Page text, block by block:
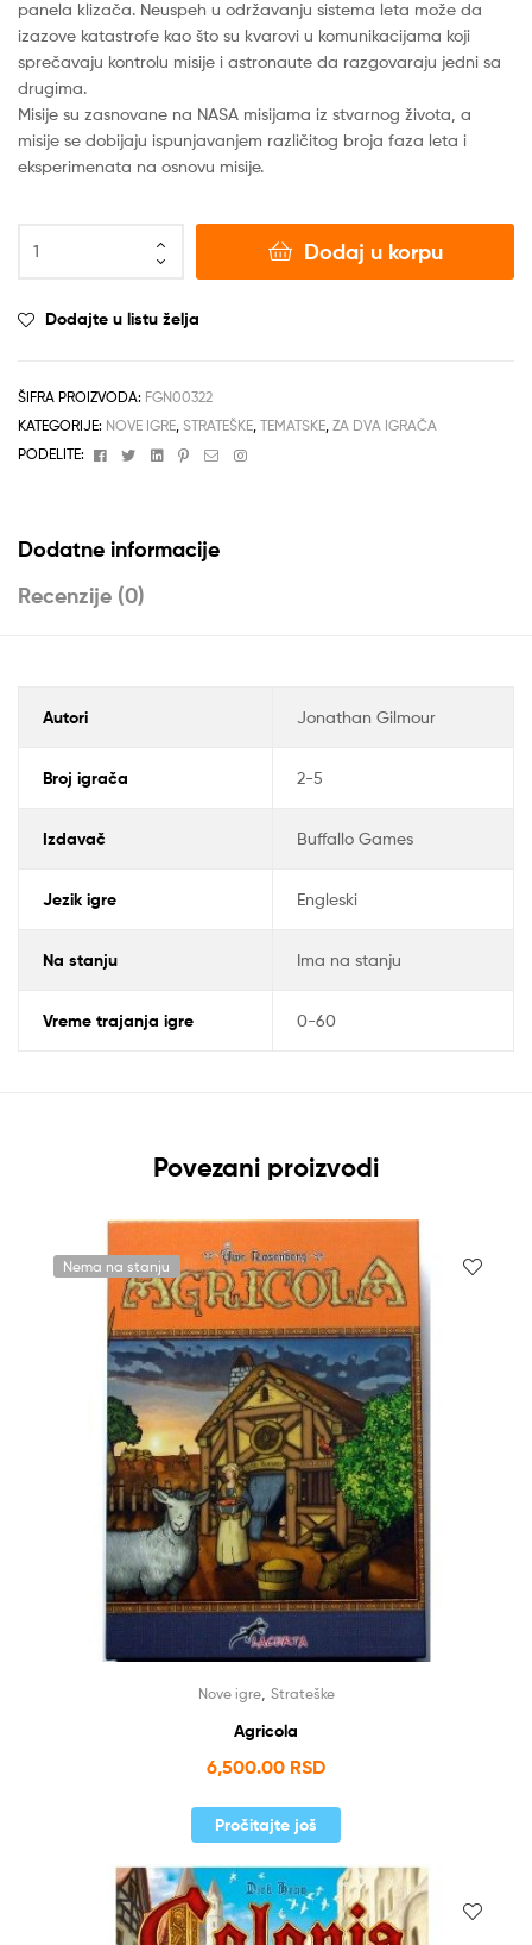
panela klizača. Neuspeh u održavanju sistema leta može da
izazove katastrofe kao što su kvarovi u komunikacijama koji
sprečavaju kontrolu misije i astronaute da razgovaraju jedni sa
drugima.
Misije su zasnovane na NASA misijama iz stvarnog života, a
misije se dobijaju ispunjavanjem različitog broja faza leta i
eksperimenata na osnovu misije.
Dodaj u korpu
Dodajte u listu želja
ŠIFRA PROIZVODA: FGN00322
KATEGORIJE: NOVE IGRE, STRATEŠKE, TEMATSKE, ZA DVA IGRAČA
PODELITE:
FacebookTwitterLinkedinPinterest
EmailInstagram
Dodatne informacije
Recenzije (0)
Autori Jonathan Gilmour
Broj igrača 2-5
Izdavač Buffallo Games
Jezik igre Engleski
Na stanju Ima na stanju
Vreme trajanja igre 0-60
Povezani proizvodi
Nema na stanju
Nove igre, Strateške
Agricola
6,500.00 RSD
Pročitajte još